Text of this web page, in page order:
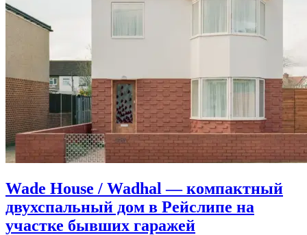
Wade House / Wadhal — компактный
двухспальный дом в Рейслипе на
участке бывших гаражей